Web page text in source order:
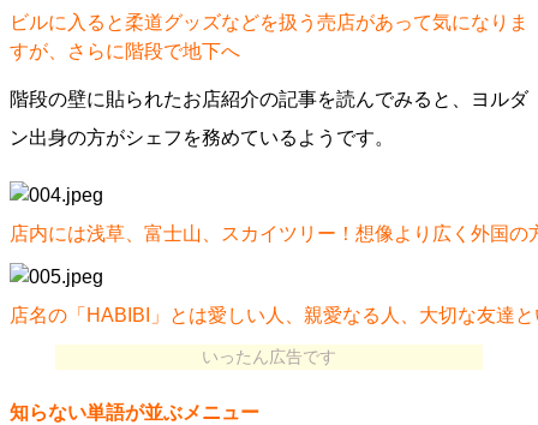
ビルに入ると柔道グッズなどを扱う売店があって気になりま
すが、さらに階段で地下へ
階段の壁に貼られたお店紹介の記事を読んでみると、ヨルダ
ン出身の方がシェフを務めているようです。
店内には浅草、富士山、スカイツリー！想像より広く外国の
店名の「HABIBI」とは愛しい人、親愛なる人、大切な友達
いったん広告です
知らない単語が並ぶメニュー